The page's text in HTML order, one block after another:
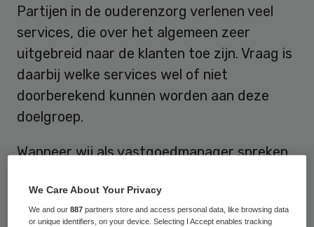
Partijen in de ouderenzorg verlenen veel
services, die over het algemeen zeer
uitgebreid naar de klanten toe zijn. Vraag is
daarbij welke services wel of niet
doorberekend kunnen worden aan deze
doelgroep.
Wanneer wij als vastgoedmanager spreken
woongerelateerde services, zoals
bijvoorbeeld de schoonmaak van algemene
We Care About Your Privacy
We and our887 partners store and access personal data, like browsing data
or unique identifiers, on your device. Selecting I Accept enables tracking